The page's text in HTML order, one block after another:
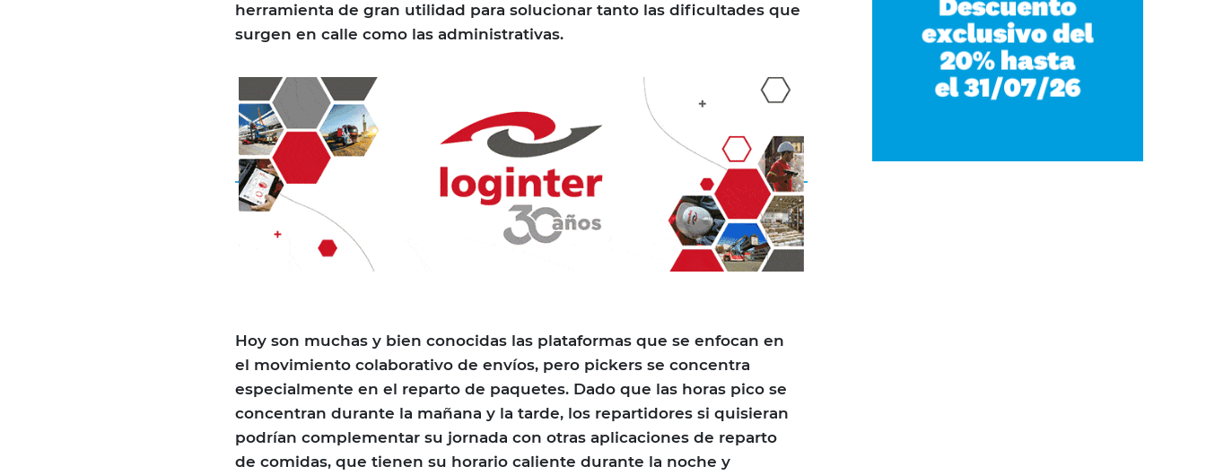
herramienta de gran utilidad para solucionar tanto las dificultades que
surgen en calle como las administrativas.
Hoy son muchas y bien conocidas las plataformas que se enfocan en
el movimiento colaborativo de envíos, pero pickers se concentra
especialmente en el reparto de paquetes. Dado que las horas pico se
concentran durante la mañana y la tarde, los repartidores si quisieran
podrían complementar su jornada con otras aplicaciones de reparto
de comidas, que tienen su horario caliente durante la noche y